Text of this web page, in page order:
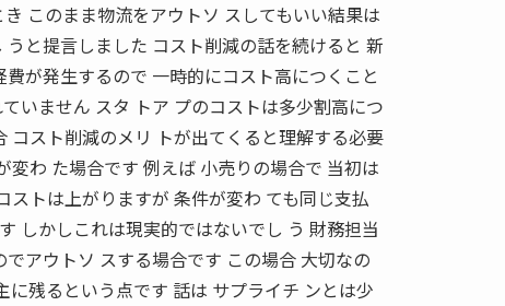
このまま物流をアウトソ スしてもいい結果は
と提言しました コスト削減の話を続けると 新
が発生するので 一時的にコスト高につくこと
いません スタ トア プのコストは多少割高につ
コスト削減のメリ トが出てくると理解する必要
わ た場合です 例えば 小売りの場合で 当初は
トは上がりますが 条件が変わ ても同じ支払
しかしこれは現実的ではないでし う 財務担当
アウトソ スする場合です この場合 大切なの
残るという点です 話は サプライチ ンとは少